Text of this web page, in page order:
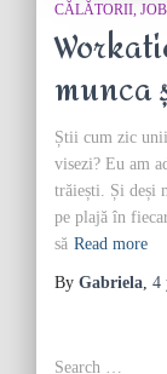
CĂLĂTORII JOB
munca
Știi cum zic
visezi? Eu am
trăiești. Și deși
pe plajă în
să Read more
By Gabriela, 4
S